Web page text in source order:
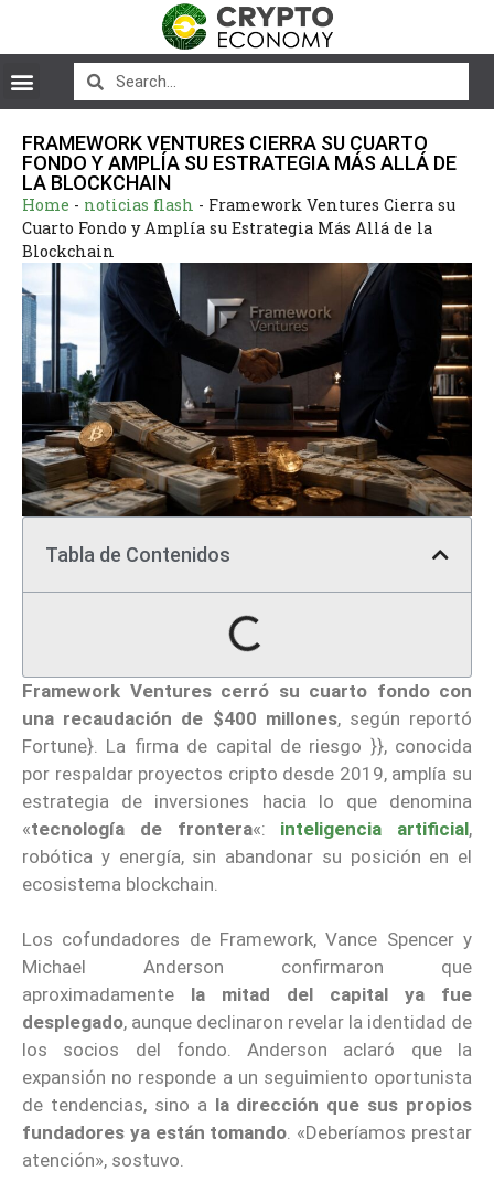
FRAMEWORK VENTURES CIERRA SU CUARTO
FONDO Y AMPLÍA SU ESTRATEGIA MÁS ALLÁ DE
LA BLOCKCHAIN
Home - noticias flash - Framework Ventures Cierra su
Cuarto Fondo y Amplía su Estrategia Más Allá de la
Blockchain
Tabla de Contenidos
Framework Ventures cerró su cuarto fondo con
una recaudación de $400 millones, según reportó
Fortune}. La firma de capital de riesgo }}, conocida
por respaldar proyectos cripto desde 2019, amplía su
estrategia de inversiones hacia lo que denomina
«tecnología de frontera«: inteligencia artificial,
robótica y energía, sin abandonar su posición en el
ecosistema blockchain.
Los cofundadores de Framework, Vance Spencer y
Michael Anderson confirmaron que
aproximadamente la mitad del capital ya fue
desplegado, aunque declinaron revelar la identidad de
los socios del fondo. Anderson aclaró que la
expansión no responde a un seguimiento oportunista
de tendencias, sino a la dirección que sus propios
fundadores ya están tomando. «Deberíamos prestar
atención», sostuvo.